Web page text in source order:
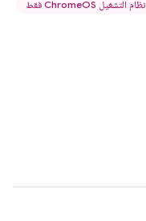
نظام التشغيل ChromeOS فقط